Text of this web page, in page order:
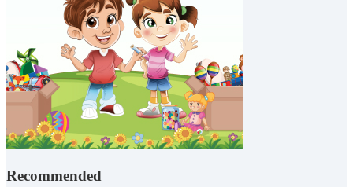
Recommended